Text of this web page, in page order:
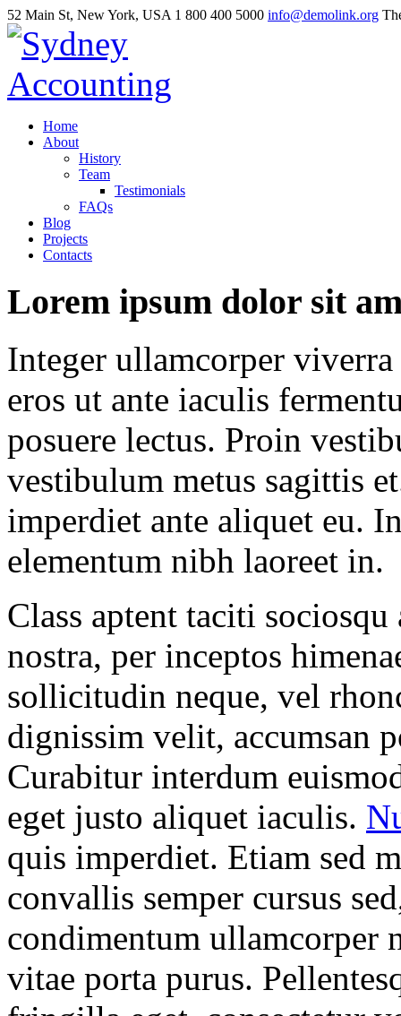
52 Main St, New York, USA 1 800 400 5000 info@demolink.org
Home
About
History
Team
Testimonials
FAQs
Blog
Projects
Contacts
Lorem ipsum dolor sit
Integer ullamcorper
eros ut ante iaculis
posuere lectus. Proin
vestibulum metus sagittis
imperdiet ante aliquet eu.
elementum nibh laoreet in.
Class aptent taciti
nostra, per inceptos
sollicitudin neque, vel
dignissim velit, accumsan
Curabitur interdum
eget justo aliquet iaculis.
quis imperdiet. Etiam sed
convallis semper cursus
condimentum ullamcorper
vitae porta purus.